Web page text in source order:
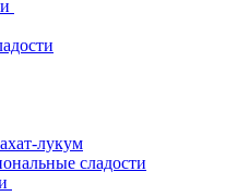
лукум
сладости